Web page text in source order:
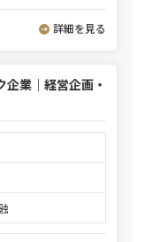
詳細を見る
業｜経営企画・